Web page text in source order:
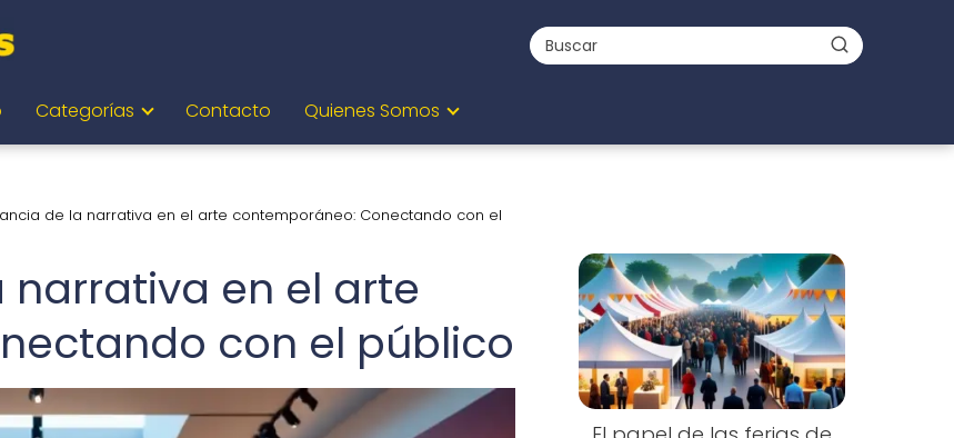
Categorías Contacto Quienes Somos
de la narrativa en el arte contemporáneo: Conectando con el
en el arte
con el público